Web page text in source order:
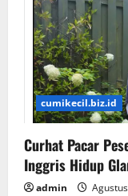
cumikecil.biz.id
Curhat Pacar
Inggris Hidup
admin